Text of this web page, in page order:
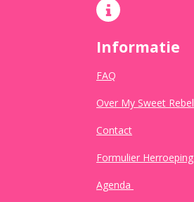
Informatie
FAQ
Over My Sweet Rebel
Contact
Formulier Herroeping
Agenda